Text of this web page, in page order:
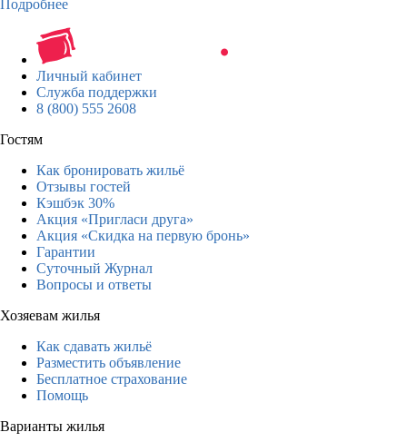
Подробнее
Личный кабинет
Служба поддержки
8 (800) 555 2608
Гостям
Как бронировать жильё
Отзывы гостей
Кэшбэк 30%
Акция «Пригласи друга»
Акция «Скидка на первую бронь»
Гарантии
Суточный Журнал
Вопросы и ответы
Хозяевам жилья
Как сдавать жильё
Разместить объявление
Бесплатное страхование
Помощь
Варианты жилья